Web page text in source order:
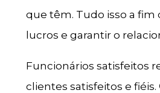
que têm. Tudo isso a fim
lucros e garantir o
Funcionários satisfeitos
clientes satisfeitos e fiéis.